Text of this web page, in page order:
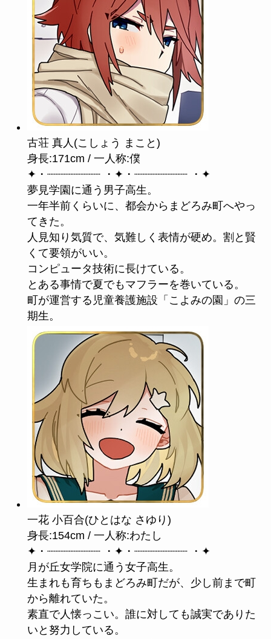
古荘 真人(こしょう まこと)
身長:171cm / 一人称:僕
✦・┈┈┈┈┈┈┈┈ ・✦・┈┈┈┈┈┈┈┈ ・✦
夢見学園に通う男子高生。
一年半前くらいに、都会からまどろみ町へやっ
てきた。
人見知り気質で、気難しく表情が硬め。割と賢
くて要領がいい。
コンピュータ技術に長けている。
とある事情で夏でもマフラーを巻いている。
町が運営する児童養護施設「こよみの園」の三
期生。
一花 小百合(ひとはな さゆり)
身長:154cm / 一人称:わたし
✦・┈┈┈┈┈┈┈┈ ・✦・┈┈┈┈┈┈┈┈ ・✦
月が丘女学院に通う女子高生。
生まれも育ちもまどろみ町だが、少し前まで町
から離れていた。
素直で人懐っこい。誰に対しても誠実でありた
いと努力している。